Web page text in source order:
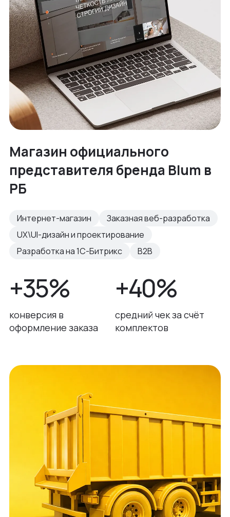
Магазин официального
представителя бренда Blum в
РБ
Интернет-магазин
Заказная веб-разработка
UX\UI-дизайн и проектирование
Разработка на 1С-Битрикс
B2B
+35%
конверсия в
оформление заказа
+40%
средний чек за счёт
комплектов